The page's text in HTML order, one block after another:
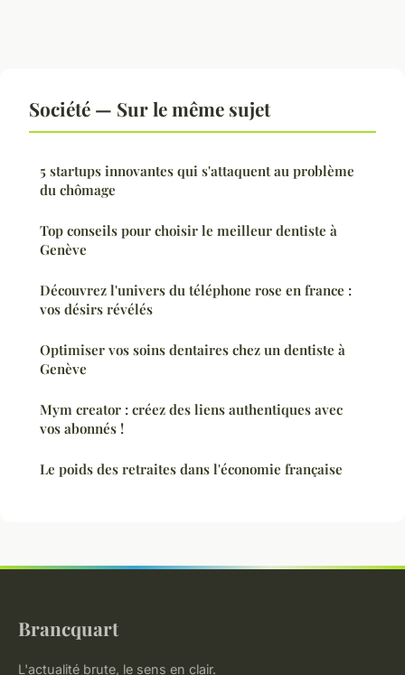
Société — Sur le même sujet
5 startups innovantes qui s'attaquent au problème
du chômage
Top conseils pour choisir le meilleur dentiste à
Genève
Découvrez l'univers du téléphone rose en france :
vos désirs révélés
Optimiser vos soins dentaires chez un dentiste à
Genève
Mym creator : créez des liens authentiques avec
vos abonnés !
Le poids des retraites dans l'économie française
Brancquart
L'actualité brute, le sens en clair.